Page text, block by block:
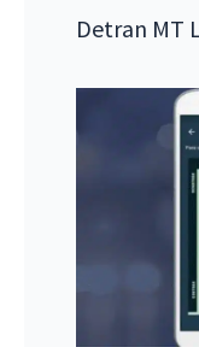
Detran MT